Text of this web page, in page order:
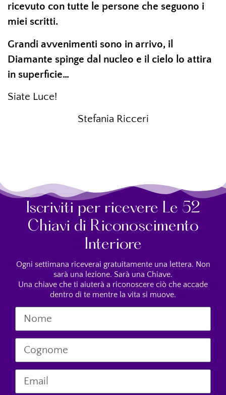
ricevuto con tutte le persone che seguono i
miei scritti.
Grandi avvenimenti sono in arrivo, il
Diamante spinge dal nucleo e il cielo lo attira
in superficie…
Siate Luce!
Stefania Ricceri
Iscriviti per ricevere Le 52
Chiavi di Riconoscimento
Interiore
Ogni settimana riceverai gratuitamente una lettera. Non
sarà una lezione. Sarà una Chiave.
Una chiave che ti aiuterà a riconoscere ciò che accade
dentro di te mentre la vita si muove.